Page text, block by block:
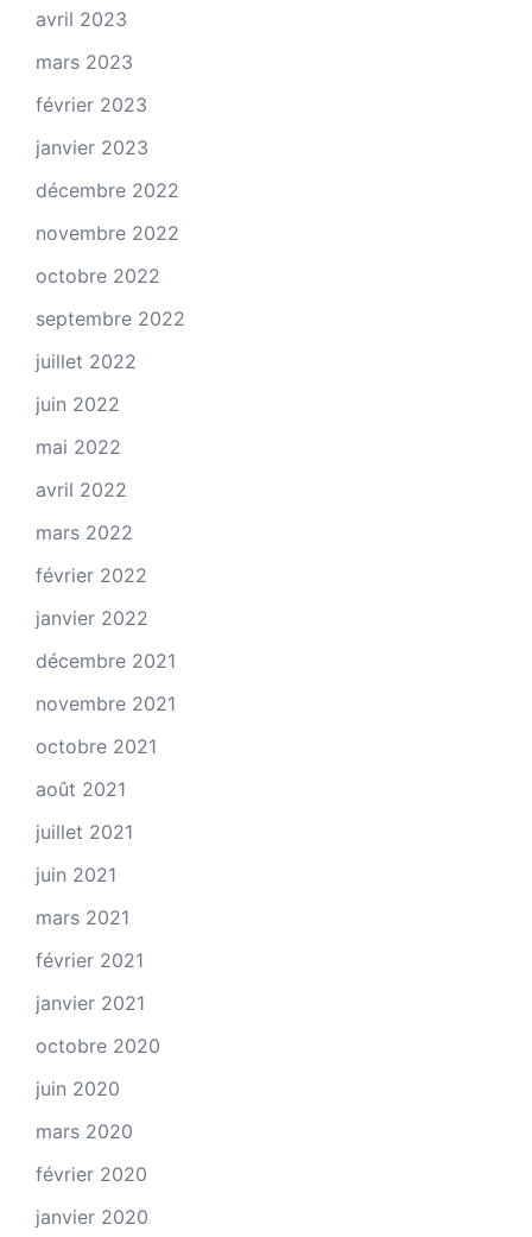
avril 2023
mars 2023
février 2023
janvier 2023
décembre 2022
novembre 2022
octobre 2022
septembre 2022
juillet 2022
juin 2022
mai 2022
avril 2022
mars 2022
février 2022
janvier 2022
décembre 2021
novembre 2021
octobre 2021
août 2021
juillet 2021
juin 2021
mars 2021
février 2021
janvier 2021
octobre 2020
juin 2020
mars 2020
février 2020
janvier 2020